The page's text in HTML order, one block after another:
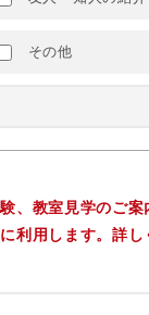
その他
、教室見学のご
利用します。詳し